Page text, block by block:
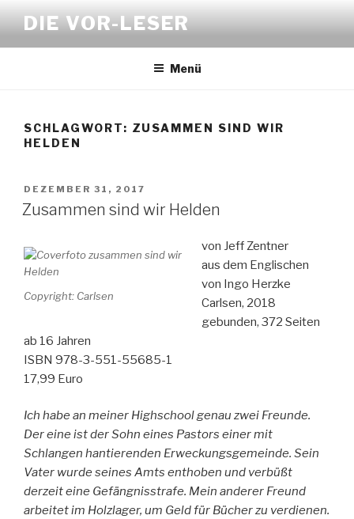
Inhalt
springen
DIE VOR-LESER
Menü
SCHLAGWORT: ZUSAMMEN SIND WIR
HELDEN
VERÖFFENTLICHT
AM
DEZEMBER 31, 2017
Zusammen sind wir Helden
Copyright: Carlsen
von Jeff Zentner
aus dem Englischen
von Ingo Herzke
Carlsen, 2018
gebunden, 372 Seiten
ab 16 Jahren
ISBN 978-3-551-55685-1
17,99 Euro
Ich habe an meiner Highschool genau zwei Freunde.
Der eine ist der Sohn eines Pastors einer mit
Schlangen hantierenden Erweckungsgemeinde. Sein
Vater wurde seines Amts enthoben und verbüßt
derzeit eine Gefängnisstrafe. Mein anderer Freund
arbeitet im Holzlager, um Geld für Bücher zu verdienen.